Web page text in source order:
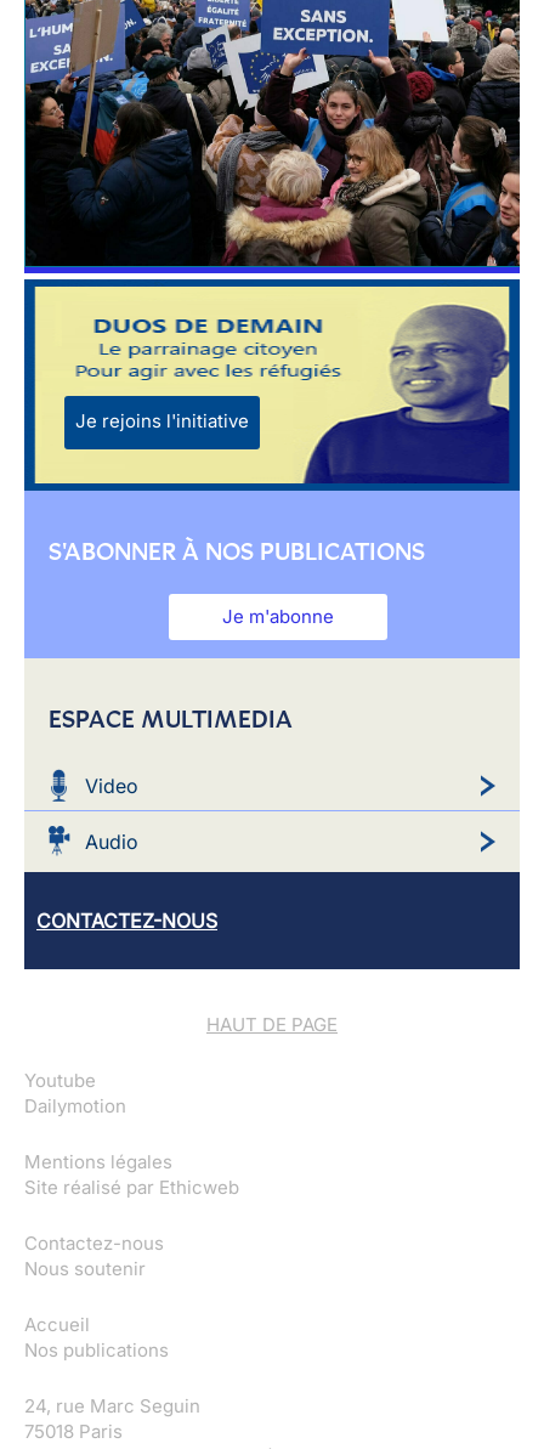
Je rejoins l'initiative
S'ABONNER À NOS PUBLICATIONS
Je m'abonne
ESPACE MULTIMEDIA
Video
Audio
CONTACTEZ-NOUS
HAUT DE PAGE
Youtube
Dailymotion
Mentions légales
Site réalisé par Ethicweb
Contactez-nous
Nous soutenir
Accueil
Nos publications
24, rue Marc Seguin
75018 Paris